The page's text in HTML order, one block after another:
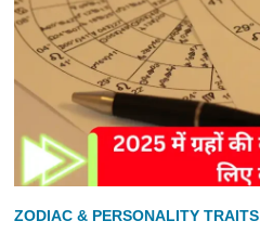
ZODIAC & PERSONALITY TRAITS